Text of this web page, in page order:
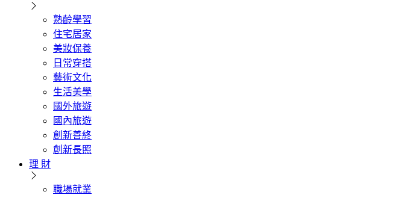
熟齡學習
住宅居家
美妝保養
日常穿搭
藝術文化
生活美學
國外旅遊
國內旅遊
創新善終
創新長照
理 財
職場就業